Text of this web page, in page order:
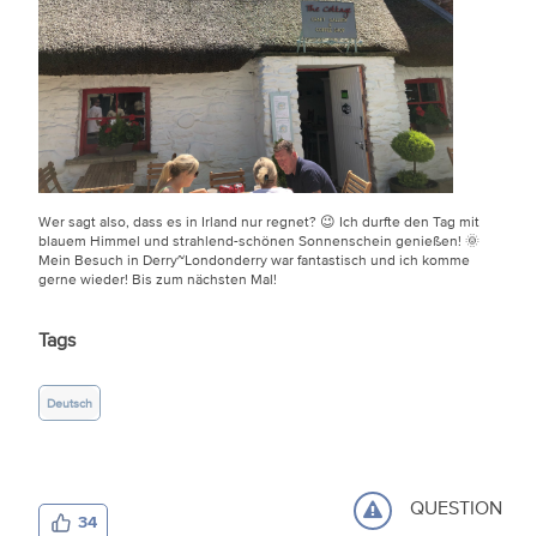
Wer sagt also, dass es in Irland nur regnet? 😉 Ich durfte den Tag mit
blauem Himmel und strahlend-schönen Sonnenschein genießen! 🌞
Mein Besuch in Derry~Londonderry war fantastisch und ich komme
gerne wieder! Bis zum nächsten Mal!
Tags
Deutsch
34 QUESTION